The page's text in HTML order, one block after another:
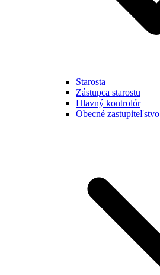
Starosta
Zástupca starostu
Hlavný kontrolór
Obecné zastupiteľstvo